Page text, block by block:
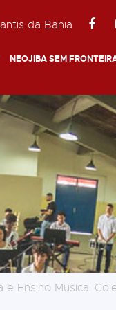
da Bahia
NEOJIBA SEM
e Ensino Musical